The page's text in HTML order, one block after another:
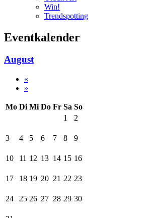
Win!
Trendspotting
Eventkalender
August
«
»
Mo Di Mi Do Fr Sa So
1
2
3 4 5 6 7 8 9
10 11 12 13 14 15 16
17 18 19 20 21 22 23
24 25 26 27 28 29 30